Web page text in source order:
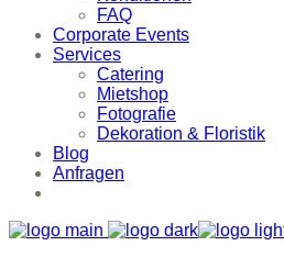
FAQ
Corporate Events
Services
Catering
Mietshop
Fotografie
Dekoration & Floristik
Blog
Anfragen